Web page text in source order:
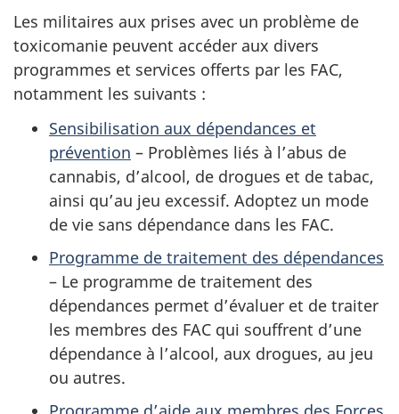
Les militaires aux prises avec un problème de
toxicomanie peuvent accéder aux divers
programmes et services offerts par les FAC,
notamment les suivants :
Sensibilisation aux dépendances et
prévention – Problèmes liés à l’abus de
cannabis, d’alcool, de drogues et de tabac,
ainsi qu’au jeu excessif. Adoptez un mode
de vie sans dépendance dans les FAC.
Programme de traitement des dépendances
– Le programme de traitement des
dépendances permet d’évaluer et de traiter
les membres des FAC qui souffrent d’une
dépendance à l’alcool, aux drogues, au jeu
ou autres.